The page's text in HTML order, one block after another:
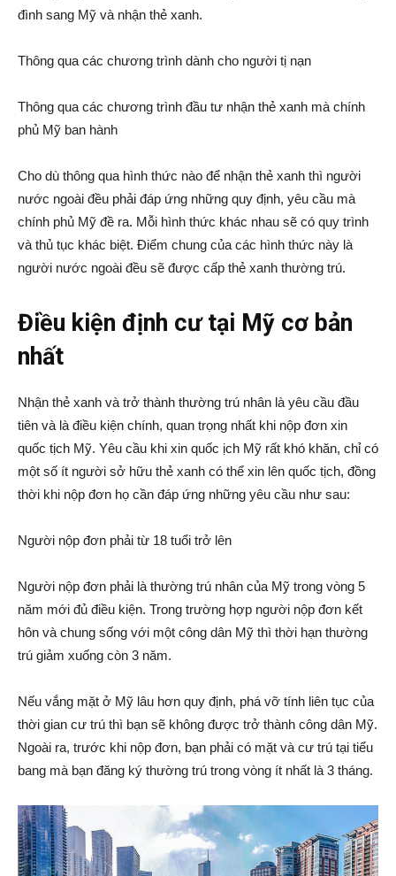
đình sang Mỹ và nhận thẻ xanh.
Thông qua các chương trình dành cho người tị nạn
Thông qua các chương trình đầu tư nhận thẻ xanh mà chính
phủ Mỹ ban hành
Cho dù thông qua hình thức nào để nhận thẻ xanh thì người
nước ngoài đều phải đáp ứng những quy định, yêu cầu mà
chính phủ Mỹ đề ra. Mỗi hình thức khác nhau sẽ có quy trình
và thủ tục khác biệt. Điểm chung của các hình thức này là
người nước ngoài đều sẽ được cấp thẻ xanh thường trú.
Điều kiện định cư tại Mỹ cơ bản
nhất
Nhận thẻ xanh và trở thành thường trú nhân là yêu cầu đầu
tiên và là điều kiện chính, quan trọng nhất khi nộp đơn xin
quốc tịch Mỹ. Yêu cầu khi xin quốc ịch Mỹ rất khó khăn, chỉ có
một số ít người sở hữu thẻ xanh có thể xin lên quốc tịch, đồng
thời khi nộp đơn họ cần đáp ứng những yêu cầu như sau:
Người nộp đơn phải từ 18 tuổi trở lên
Người nộp đơn phải là thường trú nhân của Mỹ trong vòng 5
năm mới đủ điều kiện. Trong trường hợp người nộp đơn kết
hôn và chung sống với một công dân Mỹ thì thời hạn thường
trú giảm xuống còn 3 năm.
Nếu vắng mặt ở Mỹ lâu hơn quy định, phá vỡ tính liên tục của
thời gian cư trú thì bạn sẽ không được trở thành công dân Mỹ.
Ngoài ra, trước khi nộp đơn, bạn phải có mặt và cư trú tại tiểu
bang mà bạn đăng ký thường trú trong vòng ít nhất là 3 tháng.